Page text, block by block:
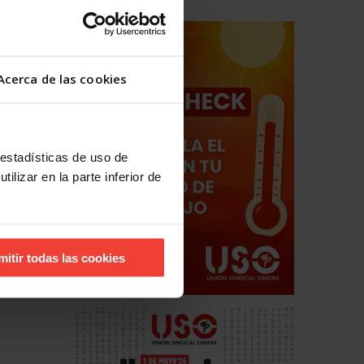
de las cookies
de uso de
en la parte inferior de
todas las cookies
que
ha
el